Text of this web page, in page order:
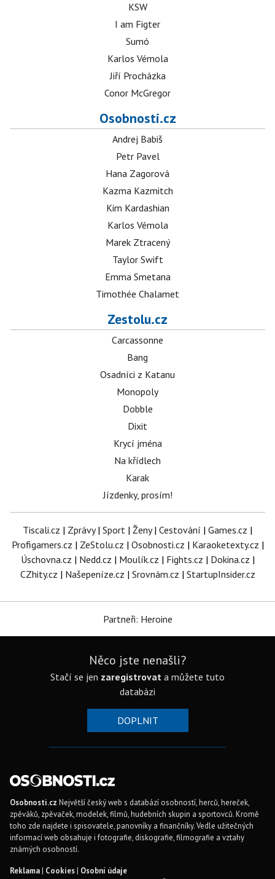
KSW
I am Figter
Sumó
Karlos Vémola
Jiří Procházka
Conor McGregor
Osobnosti.cz
Andrej Babiš
Petr Pavel
Hana Zagorová
Kazma Kazmitch
Kim Kardashian
Karlos Vémola
Marek Ztracený
Taylor Swift
Emma Smetana
Timothée Chalamet
Zestolu.cz
Carcassonne
Bang
Osadníci z Katanu
Monopoly
Dobble
Dixit
Krycí jména
Na křídlech
Karak
Jízdenky, prosím!
Tiscali.cz | Zprávy| Sport | Ženy| Cestování | Games.cz |
Profigamers.cz | ZeStolu.cz | Osobnosti.cz | Karaoketexty.cz |
Úschovna.cz | Nedd.cz | Moulík.cz | Fights.cz | Dokina.cz |
CZhity.cz | Našepeníze.cz | Srovnám.cz | StartupInsider.cz
Partneři: Heroine
Něco jste nenašli?
Stačí se jen zaregistrovat a můžete tuto
databázi
DOPLNIT
Osobnosti.cz Největší český web s databází osobností, herců, hereček,
zpěváků, zpěvaček, modelek, filmů, hudebních skupin a sportovců. Kromě
toho zde najdete i spisovatele, panovníky a finančníky. Vedle užitečných
informací web obsahuje i fotografie, diskografie, filmografie a vztahy
známých osobností.
Reklama| Cookies| Osobní údaje